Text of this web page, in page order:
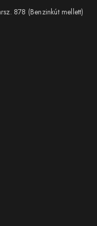
878 (Benzinkút mellett)